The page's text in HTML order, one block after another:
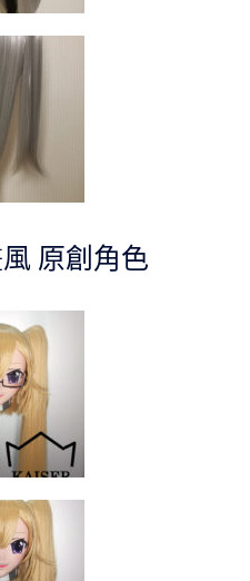
原創角色